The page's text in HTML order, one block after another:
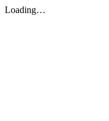
Loading…